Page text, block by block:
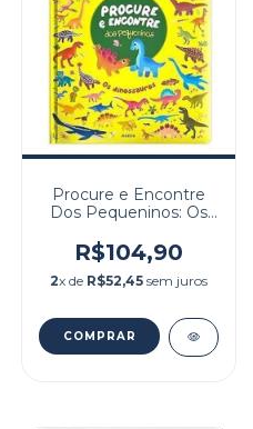
Procure e Encontre
Dos Pequeninos: Os
R$104,90
2x de R$52,45 sem juros